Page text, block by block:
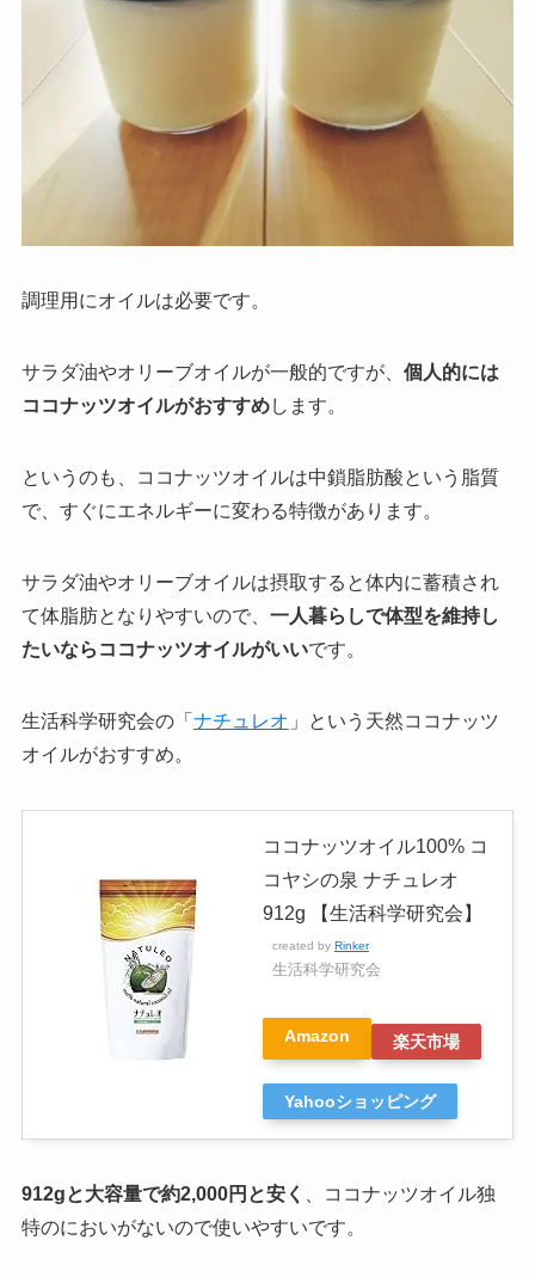
調理用にオイルは必要です。
サラダ油やオリーブオイルが一般的ですが、 個人的には
ココナッツオイルがおすすめします。
というのも、ココナッツオイルは中鎖脂肪酸という脂質
で、すぐにエネルギーに変わる特徴があります。
サラダ油やオリーブオイルは摂取すると体内に蓄積され
て体脂肪となりやすいので、 一人暮らしで体型を維持し
たいならココナッツオイルがいいです。
生活科学研究会の「 ナチュレオ 」という天然ココナッツ
オイルがおすすめ。
ココナッツオイル100% コ
コヤシの泉 ナチュレオ
912g 【生活科学研究会】
created by Rinker
生活科学研究会
Amazon 楽天市場
Yahooショッピング
912gと大容量で約2,000円と安く
、ココナッツオイル独
特のにおいがないので使いやすいです。